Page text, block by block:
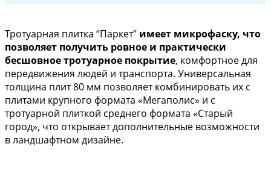
Тротуарная плитка “Паркет” имеет микрофаску, что
позволяет получить ровное и практически
бесшовное тротуарное покрытие, комфортное для
передвижения людей и транспорта. Универсальная
толщина плит 80 мм позволяет комбинировать их с
плитами крупного формата «Мегаполис» и с
тротуарной плиткой среднего формата «Старый
город», что открывает дополнительные возможности
в ландшафтном дизайне.